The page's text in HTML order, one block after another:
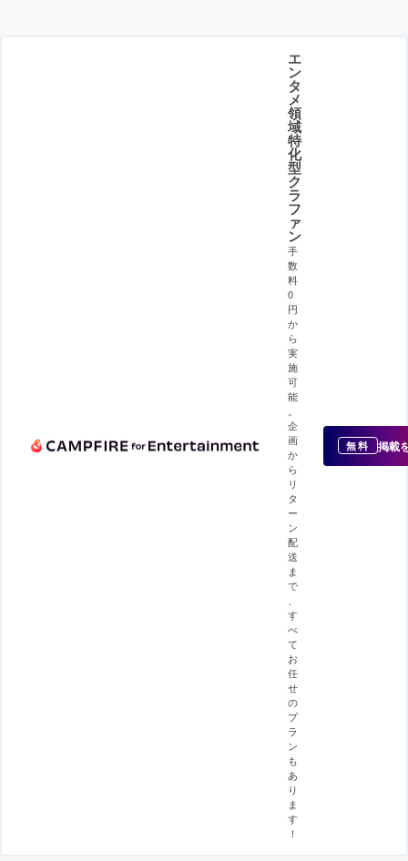
エ
ン
タ
メ
領
域
特
化
型
ク
ラ
フ
ァ
ン
手
数
料
0
円
か
ら
実
施
可
能
企
画
か
ら
リ
タ
ー
ン
配
送
ま
で
す
べ
て
お
任
せ
の
プ
ラ
ン
も
あ
り
ま
す
！
無料 掲載